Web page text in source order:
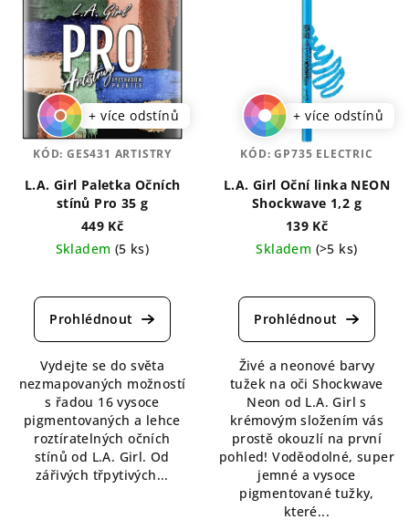
+ více odstínů
L.A. Girl Paletka Očních
stínů Pro 35 g
449 Kč
Skladem (5 ks)
hodnocení
produktu
z
5
hvězdiček.
Vydejte se do světa
nezmapovaných možností
s řadou 16 vysoce
pigmentovaných a lehce
roztíratelných očních
stínů od L.A. Girl. Od
zářivých třpytivých...
KÓD: GES431 ARTISTRY
+ více odstínů
L.A. Girl Oční linka NEON
Shockwave 1,2 g
139 Kč
Skladem (>5 ks)
hodnocení
produktu
z
5
hvězdiček.
Živé a neonové barvy
tužek na oči Shockwave
Neon od L.A. Girl s
krémovým složením vás
prostě okouzlí na první
pohled! Voděodolné, super
jemné a vysoce
pigmentované tužky,
které...
KÓD:GP735 ELECTRIC